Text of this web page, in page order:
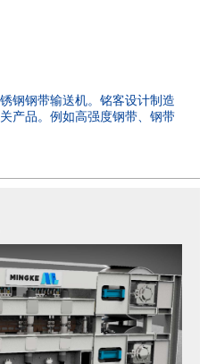
钢钢带输送机。铭客设计制造
产品。例如高强度钢带、钢带